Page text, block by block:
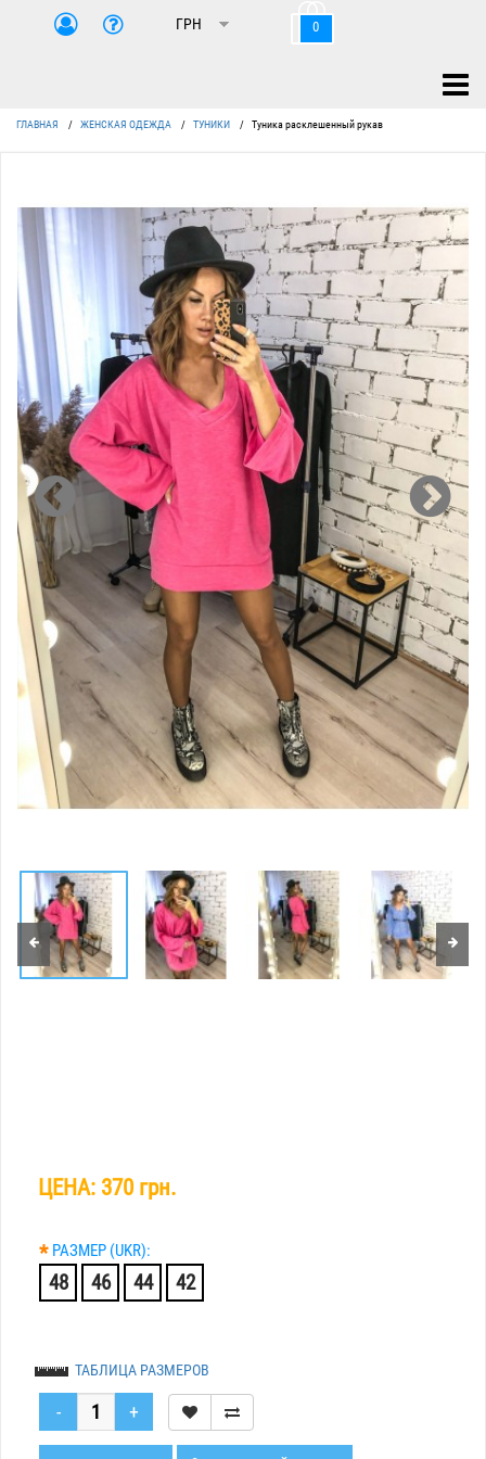
0
ГЛАВНАЯ / ЖЕНСКАЯ ОДЕЖДА / ТУНИКИ / Туника расклешенный рукав
ЦЕНА: 370 грн.
* РАЗМЕР (UKR):
48 46 44 42
ТАБЛИЦА РАЗМЕРОВ